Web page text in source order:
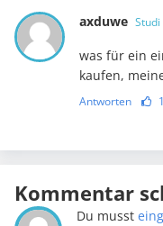
axduwe Studi
was für ein
kaufen,
Antworten 1
Kommentar
Du musst